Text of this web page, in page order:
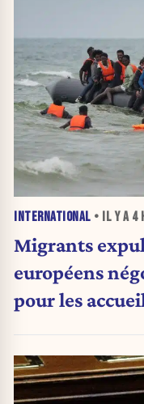
INTERNATIONAL • IL Y A 4
Migrants
européens
pour les